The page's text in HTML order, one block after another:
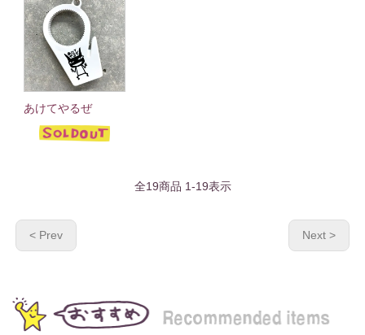
あけてやるぜ
全19商品 1-19表示
< Prev Next >